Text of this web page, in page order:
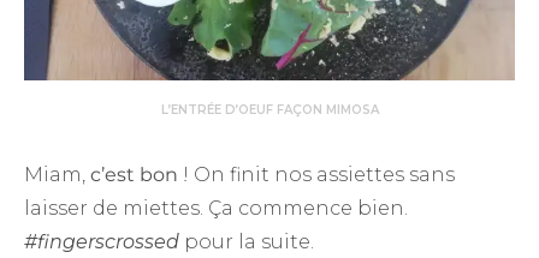
L’ENTRÉE D’OEUF FAÇON MIMOSA
Miam, c’est bon ! On finit nos assiettes sans
laisser de miettes. Ça commence bien.
#fingerscrossed pour la suite.